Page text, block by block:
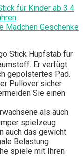
für Kinder ab 3 4
Mädchen Geschenke
Stick Hüpfstab für
Er verfügt
gepolstertes Pad.
Pullover sicher
Sie einen
als auch
spielzeug
auch das gewicht
Belastung
spiele mit Ihren